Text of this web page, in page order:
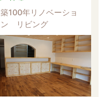
築100年リノベーショ
ン リビング